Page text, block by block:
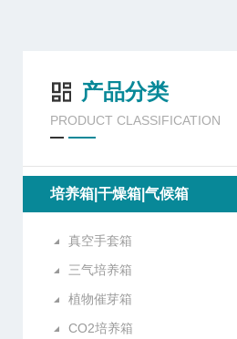
产品分类
PRODUCT CLASSIFICATION
培养箱|干燥箱|气候箱
真空手套箱
三气培养箱
植物催芽箱
CO2培养箱